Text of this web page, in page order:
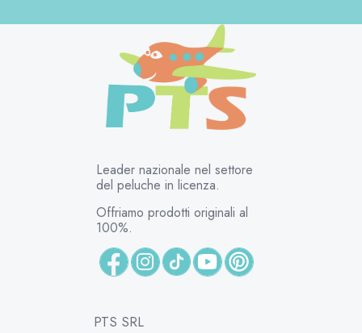
Leader nazionale nel settore
del peluche in licenza.
Offriamo prodotti originali al
100%.
PTS SRL